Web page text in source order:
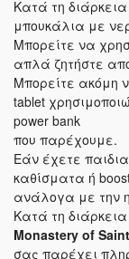
Κατά τη
μπουκάλια με
Μπορείτε να
απλά ζητήστε
Μπορείτε ακόμη
tablet
power bank
που παρέχουμε.
Εάν έχετε
καθίσματα ή
ανάλογα με την
Κατά τη διάρκεια
Monastery of
σας παρέχει